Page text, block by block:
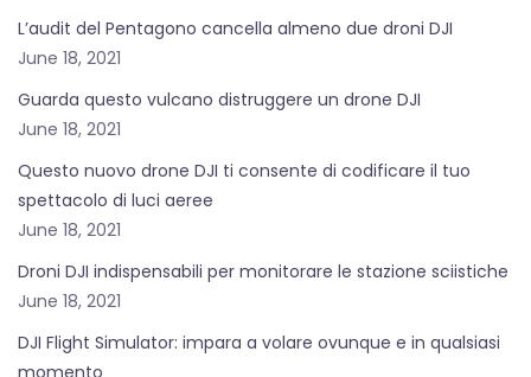
L’audit del Pentagono cancella almeno due droni DJI
June 18, 2021
Guarda questo vulcano distruggere un drone DJI
June 18, 2021
Questo nuovo drone DJI ti consente di codificare il tuo
spettacolo di luci aeree
June 18, 2021
Droni DJI indispensabili per monitorare le stazione sciistiche
June 18, 2021
DJI Flight Simulator: impara a volare ovunque e in qualsiasi
momento